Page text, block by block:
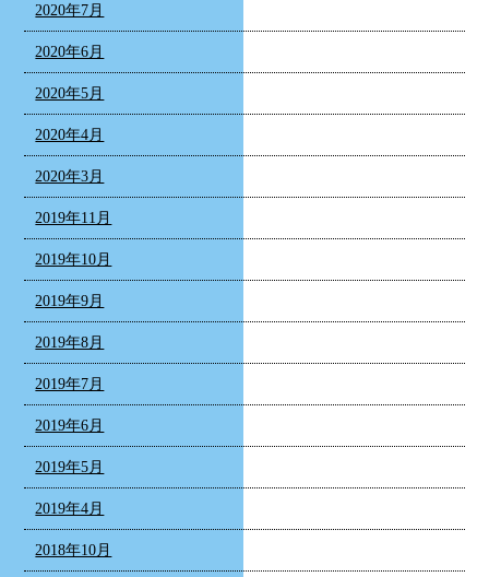
2020年7月
2020年6月
2020年5月
2020年4月
2020年3月
2019年11月
2019年10月
2019年9月
2019年8月
2019年7月
2019年6月
2019年5月
2019年4月
2018年10月